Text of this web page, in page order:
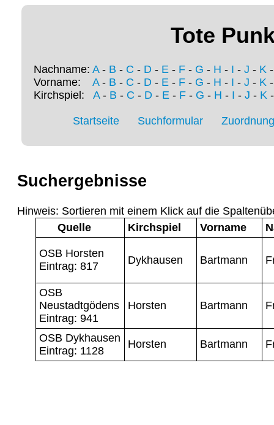
Tote
Nachname: A- B - C - D - E - F - G - H - I - J - K
Vorname: A- B - C - D - E - F - G - H - I - J - K
Kirchspiel: A- B - C - D- E- F- G - H - I - J - K
Startseite Suchformular
Suchergebnisse
Hinweis: Sortieren mit einem Klick auf die
Quelle
Kirchspiel Vorname
OSB Horsten
Eintrag: 817
Dykhausen Bartmann
OSB
Neustadtgödens
Eintrag: 941
Horsten Bartmann
OSB Dykhausen
Eintrag: 1128
Horsten Bartmann